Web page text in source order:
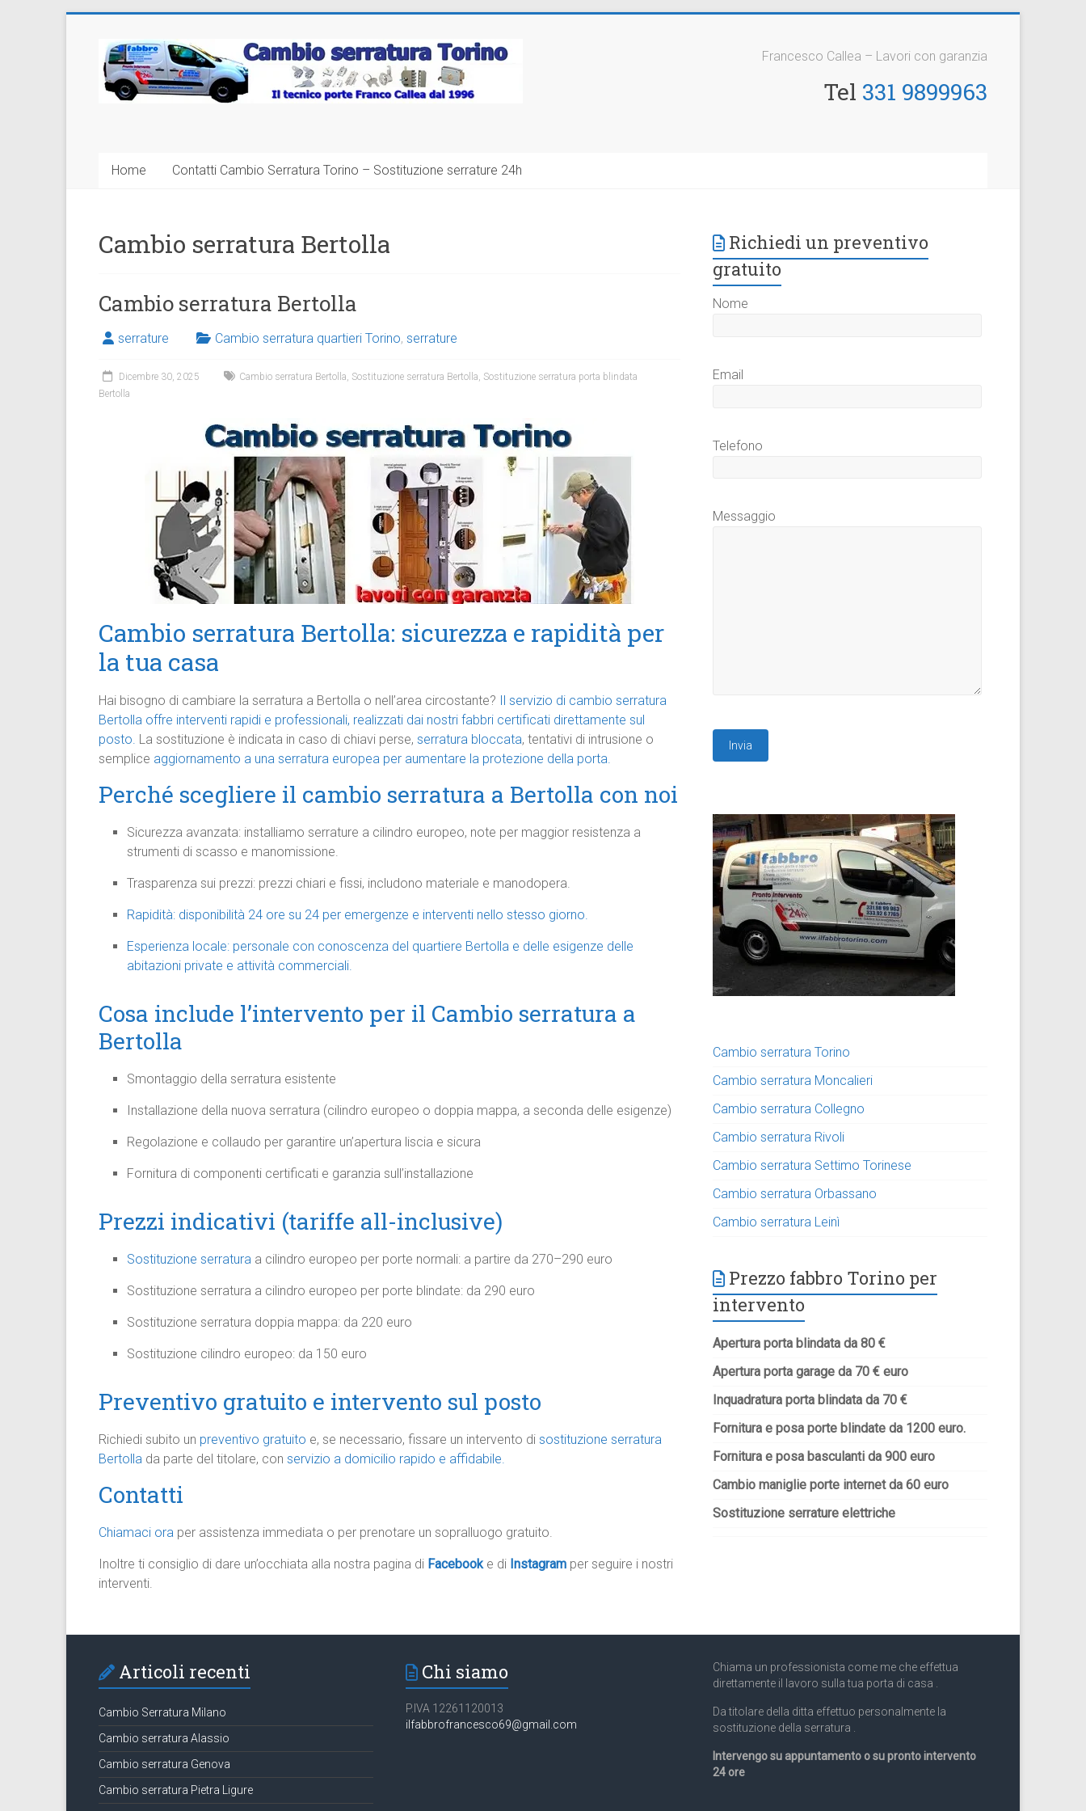
contenutoCambio
Serratura
Francesco Callea – Lavori con garanzia
Tel 331 9899963
Home Contatti Cambio Serratura Torino – Sostituzione serrature 24h
Cambio serratura Bertolla
Cambio serratura Bertolla
serrature Cambio serratura quartieri Torino, serrature
Dicembre 30, 2025 Cambio serratura Bertolla, Sostituzione serratura Bertolla, Sostituzione serratura porta blindata
Bertolla
Cambio serratura Bertolla: sicurezza e rapidità per
la tua casa
Hai bisogno di cambiare la serratura a Bertolla o nell’area circostante? Il servizio di cambio serratura
Bertolla offre interventi rapidi e professionali, realizzati dai nostri fabbri certificati direttamente sul
posto. La sostituzione è indicata in caso di chiavi perse, serratura bloccata, tentativi di intrusione o
semplice aggiornamento a una serratura europea per aumentare la protezione della porta.
Perché scegliere il cambio serratura a Bertolla con noi
Sicurezza avanzata: installiamo serrature a cilindro europeo, note per maggior resistenza a
strumenti di scasso e manomissione.
Trasparenza sui prezzi: prezzi chiari e fissi, includono materiale e manodopera.
Rapidità: disponibilità 24 ore su 24 per emergenze e interventi nello stesso giorno.
Esperienza locale: personale con conoscenza del quartiere Bertolla e delle esigenze delle
abitazioni private e attività commerciali.
Cosa include l’intervento per il Cambio serratura a
Bertolla
Smontaggio della serratura esistente
Installazione della nuova serratura (cilindro europeo o doppia mappa, a seconda delle esigenze)
Regolazione e collaudo per garantire un’apertura liscia e sicura
Fornitura di componenti certificati e garanzia sull’installazione
Prezzi indicativi (tariffe all-inclusive)
Sostituzione serratura a cilindro europeo per porte normali: a partire da 270–290 euro
Sostituzione serratura a cilindro europeo per porte blindate: da 290 euro
Sostituzione serratura doppia mappa: da 220 euro
Sostituzione cilindro europeo: da 150 euro
Preventivo gratuito e intervento sul posto
Richiedi subito un preventivo gratuito e, se necessario, fissare un intervento di sostituzione serratura
Bertolla da parte del titolare, con servizio a domicilio rapido e affidabile.
Contatti
Chiamaci ora per assistenza immediata o per prenotare un sopralluogo gratuito.
Inoltre ti consiglio di dare un’occhiata alla nostra pagina di Facebook e di Instagram per seguire i nostri
interventi.
Richiedi un preventivo
gratuito
Nome
Email
Telefono
Messaggio
Cambio serratura Torino
Cambio serratura Moncalieri
Cambio serratura Collegno
Cambio serratura Rivoli
Cambio serratura Settimo Torinese
Cambio serratura Orbassano
Cambio serratura Leinì
Prezzo fabbro Torino per
intervento
Apertura porta blindata da 80 €
Apertura porta garage da 70 € euro
Inquadratura porta blindata da 70 €
Fornitura e posa porte blindate da 1200 euro.
Fornitura e posa basculanti da 900 euro
Cambio maniglie porte internet da 60 euro
Sostituzione serrature elettriche
Articoli recenti
Cambio Serratura Milano
Cambio serratura Alassio
Cambio serratura Genova
Cambio serratura Pietra Ligure
Chi siamo
P.IVA 12261120013
ilfabbrofrancesco69@gmail.com
Chiama un professionista come me che effettua
direttamente il lavoro sulla tua porta di casa .
Da titolare della ditta effettuo personalmente la
sostituzione della serratura .
Intervengo su appuntamento o su pronto intervento
24 ore